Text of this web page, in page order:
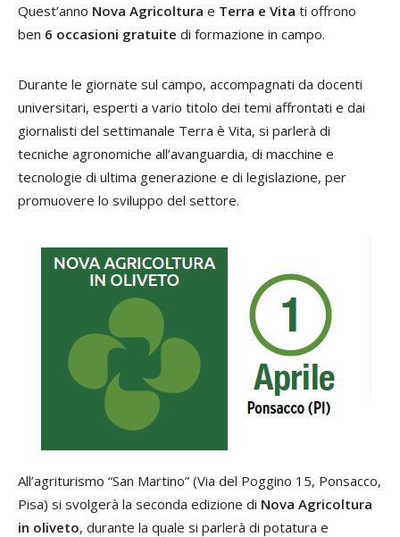
Quest’anno Nova Agricoltura e Terra e Vita ti offrono
ben 6 occasioni gratuite di formazione in campo.
Durante le giornate sul campo, accompagnati da docenti
universitari, esperti a vario titolo dei temi affrontati e dai
giornalisti del settimanale Terra è Vita, si parlerà di
tecniche agronomiche all’avanguardia, di macchine e
tecnologie di ultima generazione e di legislazione, per
promuovere lo sviluppo del settore.
All’agriturismo “San Martino” (Via del Poggino 15, Ponsacco,
Pisa) si svolgerà la seconda edizione di Nova Agricoltura
in oliveto, durante la quale si parlerà di potatura e